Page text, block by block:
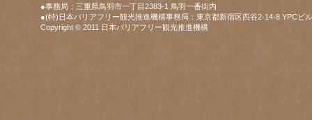
●事務局：三重県鳥羽市一丁目2383-1 鳥羽一番街内
●(特)日本バリアフリー観光推進機構事務局：東京都新宿区四谷2-14-8 YPCビ
Copyright © 2011 日本バリアフリー観光推進機構